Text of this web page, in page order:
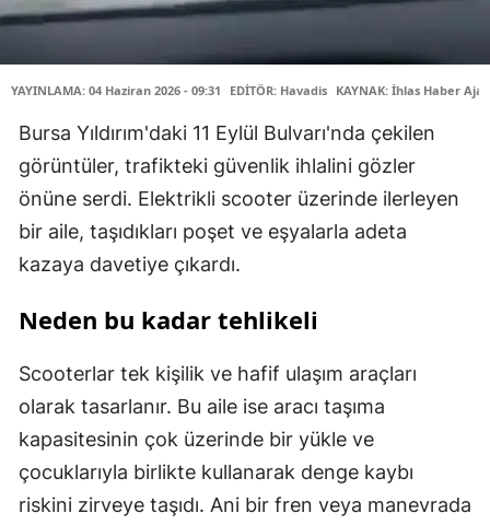
YAYINLAMA: 04 Haziran 2026 - 09:31 EDİTÖR: Havadis KAYNAK: İhlas Haber
Bursa Yıldırım'daki 11 Eylül Bulvarı'nda çekilen
görüntüler, trafikteki güvenlik ihlalini gözler
önüne serdi. Elektrikli scooter üzerinde ilerleyen
bir aile, taşıdıkları poşet ve eşyalarla adeta
kazaya davetiye çıkardı.
Neden bu kadar tehlikeli
Scooterlar tek kişilik ve hafif ulaşım araçları
olarak tasarlanır. Bu aile ise aracı taşıma
kapasitesinin çok üzerinde bir yükle ve
çocuklarıyla birlikte kullanarak denge kaybı
riskini zirveye taşıdı. Ani bir fren veya manevrada